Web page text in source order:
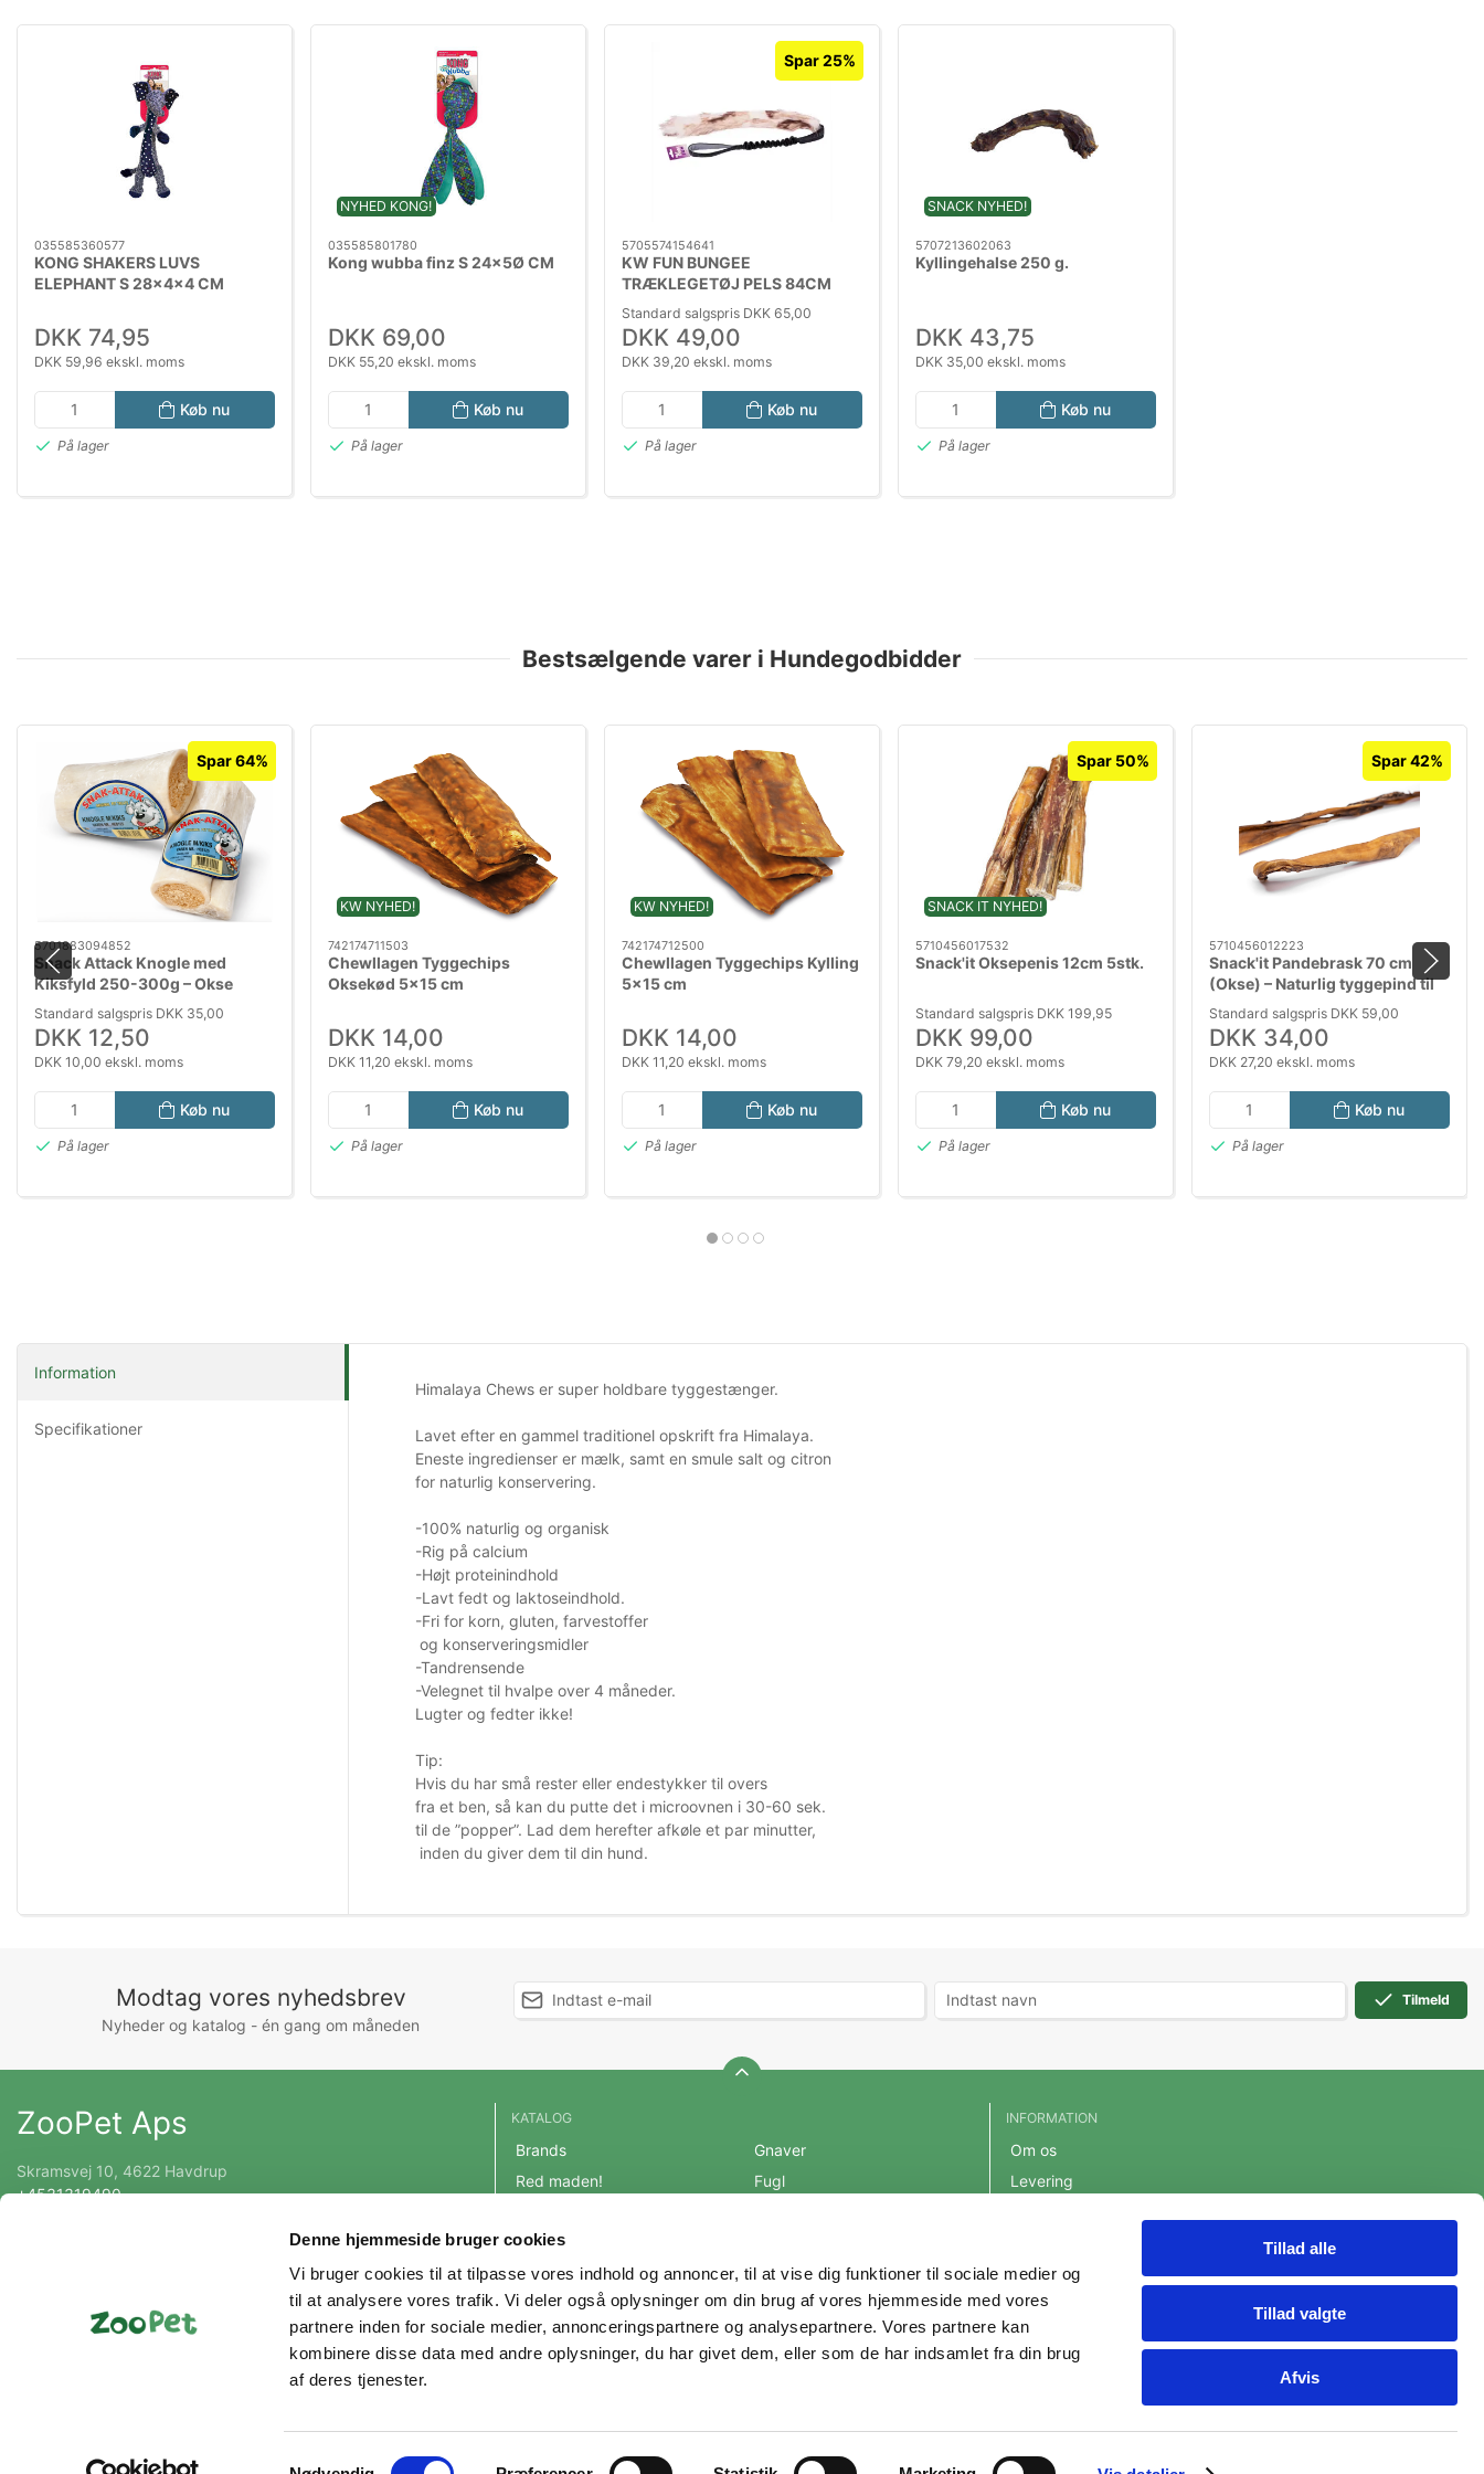
Denne hjemmeside bruger cookies
Vi bruger cookies til at tilpasse vores indhold og annoncer, til at vise dig funktioner til sociale medier og
til at analysere vores trafik. Vi deler også oplysninger om din brug af vores hjemmeside med vores
partnere inden for sociale medier, annonceringspartnere og analysepartnere. Vores partnere kan
kombinere disse data med andre oplysninger, du har givet dem, eller som de har indsamlet fra din brug
af deres tjenester.
Samtykkevalg
Tillad alle
Tillad valgte
Afvis
035585360577
KONG SHAKERS LUVS
ELEPHANT S 28x4x4 CM
DKK 74,95
DKK 59,96 ekskl. moms
Køb nu
På lager
NYHED KONG!
035585801780
Kong wubba finz S 24x5Ø CM
DKK 69,00
DKK 55,20 ekskl. moms
Køb nu
På lager
Spar 25%
5705574154641
KW FUN BUNGEE
TRÆKLEGETØJ PELS 84CM
Standard salgspris DKK 65,00
DKK 49,00
DKK 39,20 ekskl. moms
Køb nu
På lager
SNACK NYHED!
5707213602063
Kyllingehalse 250 g.
DKK 43,75
DKK 35,00 ekskl. moms
Køb nu
På lager
Bestsælgende varer i Hundegodbidder
Spar 64%
5701883094852
Snack Attack Knogle med
Kiksfyld 250-300g – Okse
Aktivitetsknogle til Hund
Standard salgspris DKK 35,00
DKK 12,50
DKK 10,00 ekskl. moms
Køb nu
På lager
KW NYHED!
742174711503
Chewllagen Tyggechips
Oksekød 5x15 cm
DKK 14,00
DKK 11,20 ekskl. moms
Køb nu
På lager
KW NYHED!
742174712500
Chewllagen Tyggechips Kylling
5x15 cm
DKK 14,00
DKK 11,20 ekskl. moms
Køb nu
På lager
SNACK IT NYHED!
Spar 50%
5710456017532
Snack'it Oksepenis 12cm 5stk.
Standard salgspris DKK 199,95
DKK 99,00
DKK 79,20 ekskl. moms
Køb nu
På lager
Spar 42%
5710456012223
Snack'it Pandebrask 70 cm
(Okse) – Naturlig tyggepind til
hunde
Standard salgspris DKK 59,00
DKK 34,00
DKK 27,20 ekskl. moms
Køb nu
På lager
Information
Specifikationer
Himalaya Chews er super holdbare tyggestænger.
Lavet efter en gammel traditionel opskrift fra Himalaya.
Eneste ingredienser er mælk, samt en smule salt og citron
for naturlig konservering.
-100% naturlig og organisk
-Rig på calcium
-Højt proteinindhold
-Lavt fedt og laktoseindhold.
-Fri for korn, gluten, farvestoffer
og konserveringsmidler
-Tandrensende
-Velegnet til hvalpe over 4 måneder.
Lugter og fedter ikke!
Tip:
Hvis du har små rester eller endestykker til overs
fra et ben, så kan du putte det i microovnen i 30-60 sek.
til de ”popper”. Lad dem herefter afkøle et par minutter,
inden du giver dem til din hund.
Modtag vores nyhedsbrev
Nyheder og katalog - én gang om måneden
Tilmeld
ZooPet Aps
Skramsvej 10, 4622 Havdrup
+4531319490
KATALOG
Brands
Red maden!
Mest populære varer
OUTLET
Hund
Kat
Gnaver
Fugl
Hest
Andre Dyr
Veterinærfoder
INFORMATION
Om os
Levering
Persondatapolitik
Fortrydelsesret